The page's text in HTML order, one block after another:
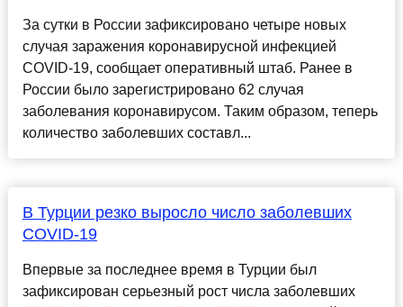
За сутки в России зафиксировано четыре новых
случая заражения коронавирусной инфекцией
COVID-19, сообщает оперативный штаб. Ранее в
России было зарегистрировано 62 случая
заболевания коронавирусом. Таким образом, теперь
количество заболевших составл...
В Турции резко выросло число заболевших
COVID-19
Впервые за последнее время в Турции был
зафиксирован серьезный рост числа заболевших